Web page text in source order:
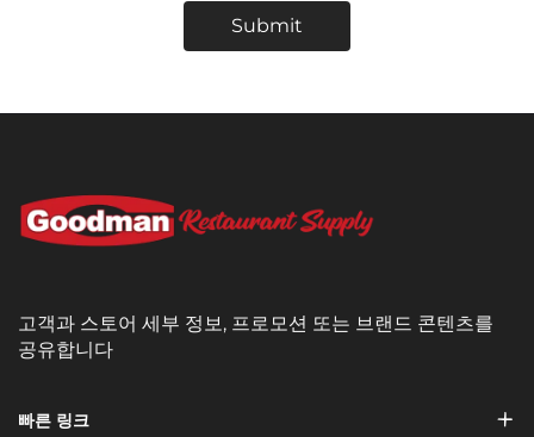
Submit
고객과 스토어 세부 정보, 프로모션 또는 브랜드 콘텐츠를
공유합니다
빠른 링크